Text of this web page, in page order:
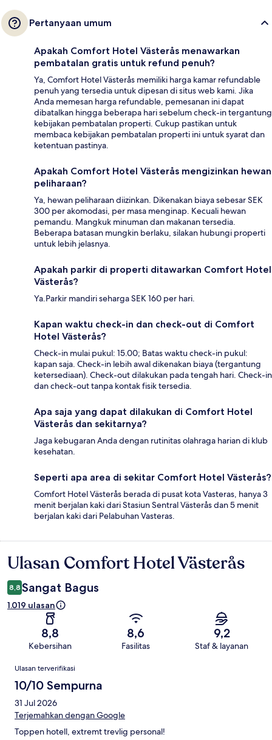
Pertanyaan umum
Apakah Comfort Hotel Västerås menawarkan
pembatalan gratis untuk refund penuh?
Ya, Comfort Hotel Västerås memiliki harga kamar refundable
penuh yang tersedia untuk dipesan di situs web kami. Jika
Anda memesan harga refundable, pemesanan ini dapat
dibatalkan hingga beberapa hari sebelum check-in tergantung
kebijakan pembatalan properti. Cukup pastikan untuk
membaca kebijakan pembatalan properti ini untuk syarat dan
ketentuan pastinya.
Apakah Comfort Hotel Västerås mengizinkan hewan
peliharaan?
Ya, hewan peliharaan diizinkan. Dikenakan biaya sebesar SEK
300 per akomodasi, per masa menginap. Kecuali hewan
pemandu. Mangkuk minuman dan makanan tersedia.
Beberapa batasan mungkin berlaku, silakan hubungi properti
untuk lebih jelasnya.
Apakah parkir di properti ditawarkan Comfort Hotel
Västerås?
Ya.Parkir mandiri seharga SEK 160 per hari.
Kapan waktu check-in dan check-out di Comfort
Hotel Västerås?
Check-in mulai pukul: 15.00; Batas waktu check-in pukul:
kapan saja. Check-in lebih awal dikenakan biaya (tergantung
ketersediaan). Check-out dilakukan pada tengah hari. Check-in
dan check-out tanpa kontak fisik tersedia.
Apa saja yang dapat dilakukan di Comfort Hotel
Västerås dan sekitarnya?
Jaga kebugaran Anda dengan rutinitas olahraga harian di klub
kesehatan.
Seperti apa area di sekitar Comfort Hotel Västerås?
Comfort Hotel Västerås berada di pusat kota Vasteras, hanya 3
menit berjalan kaki dari Stasiun Sentral Västerås dan 5 menit
berjalan kaki dari Pelabuhan Vasteras.
Ulasan
Ulasan Comfort Hotel Västerås
8,8 Sangat Bagus
1.019 ulasan
8,8
Kebersihan
8,6
Fasilitas
9,2
Staf & layanan
Ulasan
Ulasan terverifikasi
10/10 Sempurna
31 Jul 2026
Terjemahkan dengan Google
Toppen hotell, extremt trevlig personal!